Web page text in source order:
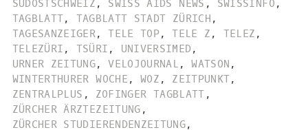
SÜDOSTSCHWEIZ , SWISS AIDS NEWS , SWISSINFO ,
TAGBLATT, TAGBLATT STADT ZÜRICH ,
TAGESANZEIGER, TELE TOP, TELE Z , TELEZ ,
TELEZÜRI , TSÜRI , UNIVERSIMED ,
URNER ZEITUNG, VELOJOURNAL , WATSON ,
WINTERTHURER WOCHE , WOZ , ZEITPUNKT,
ZENTRALPLUS , ZOFINGER TAGBLATT ,
ZÜRCHER ÄRZTEZEITUNG ,
ZÜRCHER STUDIERENDENZEITUNG,